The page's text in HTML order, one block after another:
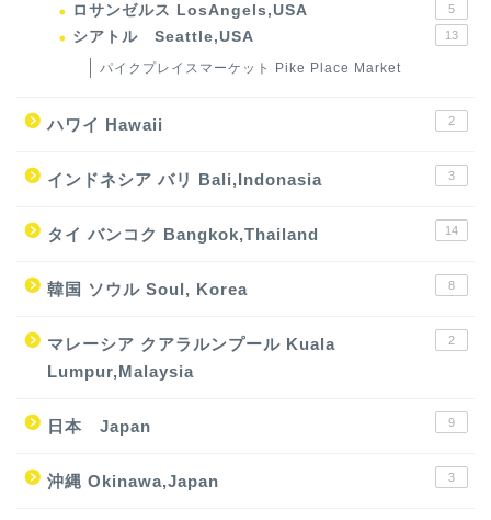
ロサンゼルス LosAngels,USA 5
シアトル Seattle,USA 13
パイクプレイスマーケット Pike Place Market
ハワイ Hawaii 2
インドネシア バリ Bali,Indonasia 3
タイ バンコク Bangkok,Thailand 14
韓国 ソウル Soul, Korea 8
マレーシア クアラルンプール Kuala
Lumpur,Malaysia
2
日本 Japan 9
沖縄 Okinawa,Japan 3